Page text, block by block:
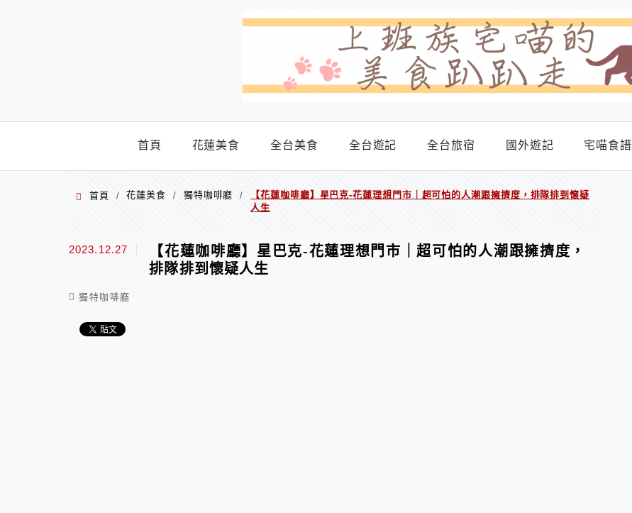
首頁 花蓮美食 全台美食 全台遊記 全台旅宿 國外遊記 宅喵食譜
首頁 / 花蓮美食 / 獨特咖啡廳 /
【花蓮咖啡廳】星巴克-花蓮理想門市｜超可怕的人潮跟擁擠度，排隊排到懷疑
人生
2023.12.27
【花蓮咖啡廳】星巴克-花蓮理想門市｜超可怕的人潮跟擁擠度，
排隊排到懷疑人生
獨特咖啡廳